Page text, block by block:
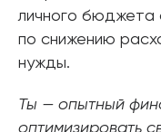
личного бюджета
по снижению
нужды.
Ты — опытный
оптимизировать